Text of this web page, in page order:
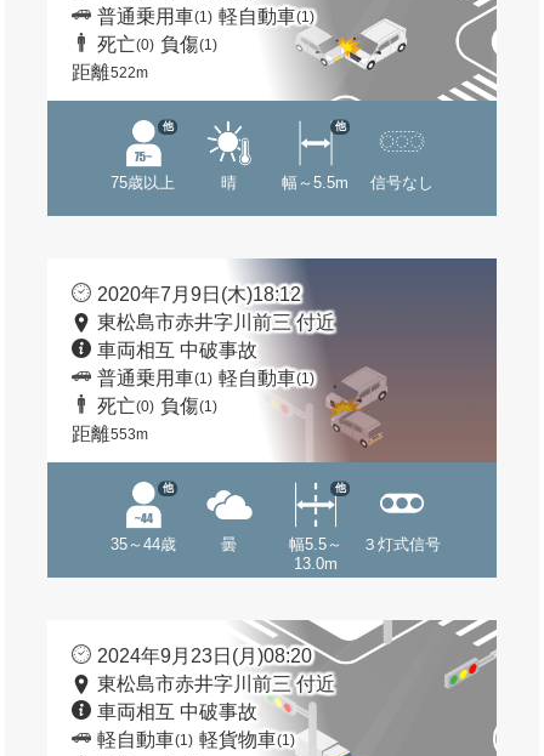
普通乗用車(1) 軽自動車(1)
死亡(0) 負傷(1)
距離522m
75歳以上
他
晴 幅～5.5m
他
信号なし
2020年7月9日(木)18:12
東松島市赤井字川前三 付近
車両相互 中破事故
普通乗用車(1) 軽自動車(1)
死亡(0) 負傷(1)
距離553m
35～44歳
他
曇
幅5.5～
13.0m
他
３灯式信号
2024年9月23日(月)08:20
東松島市赤井字川前三 付近
車両相互 中破事故
軽自動車(1) 軽貨物車(1)